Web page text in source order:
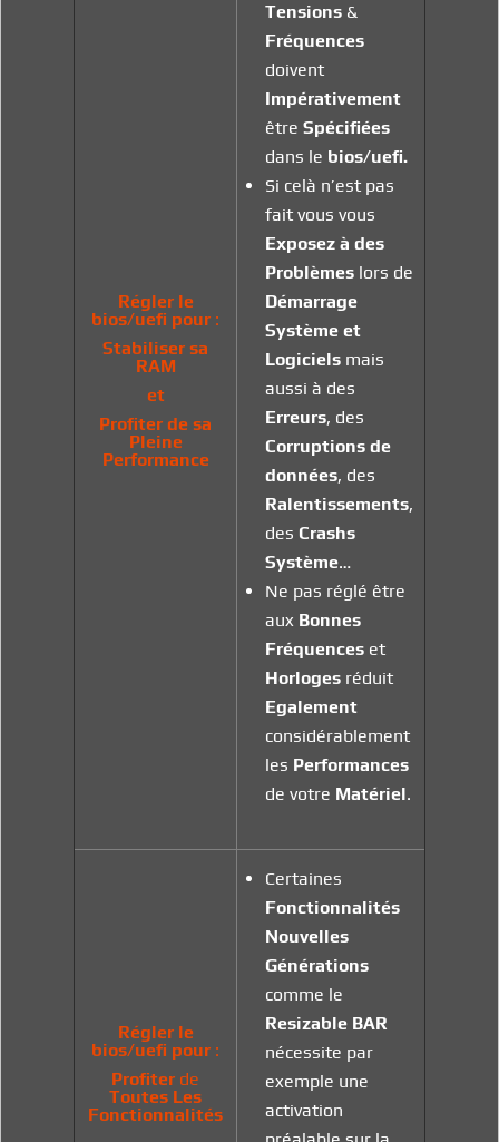
Régler le
bios/uefi pour :
Stabiliser sa
RAM
et
Profiter de sa
Pleine
Performance
Tensions &
Fréquences
doivent
Impérativement
êtreSpécifiées
dans le bios/uefi.
Si celà n’est pas
fait vous vous
Exposez à des
Problèmes lors de
Démarrage
Système et
Logiciels mais
aussi à des
Erreurs, des
Corruptions de
données, des
Ralentissements,
des Crashs
Système…
Ne pas réglé être
aux Bonnes
Fréquences et
Horloges réduit
Egalement
considérablement
les Performances
de votre Matériel.
Régler le
bios/uefi pour :
Profiter de
Toutes Les
Fonctionnalités
Certaines
Fonctionnalités
Nouvelles
Générations
comme le
Resizable BAR
nécessite par
exemple une
activation